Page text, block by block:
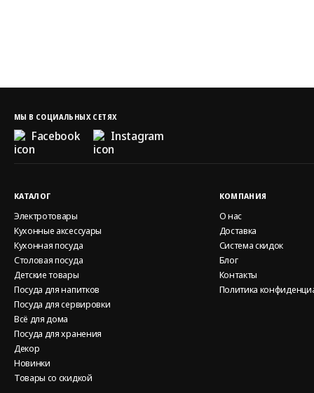
МЫ В СОЦИАЛЬНЫХ СЕТЯХ
Facebook Instagram
КАТАЛОГ
Электротовары
Кухонные аксессуары
Кухонная посуда
Столовая посуда
Детские товары
Посуда для напитков
Посуда для сервировки
Всё для дома
Посуда для хранения
Декор
Новинки
Товары со скидкой
КОМПАНИЯ
О нас
Доставка
Система скидок
Блог
Контакты
Политика